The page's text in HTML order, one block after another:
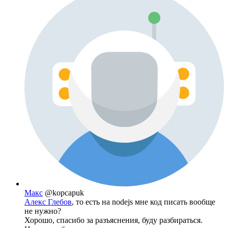
Макс @kopcapuk
Алекс Глебов, то есть на nodejs мне код писать вообще
не нужно?
Хорошо, спасибо за разъяснения, буду разбираться.